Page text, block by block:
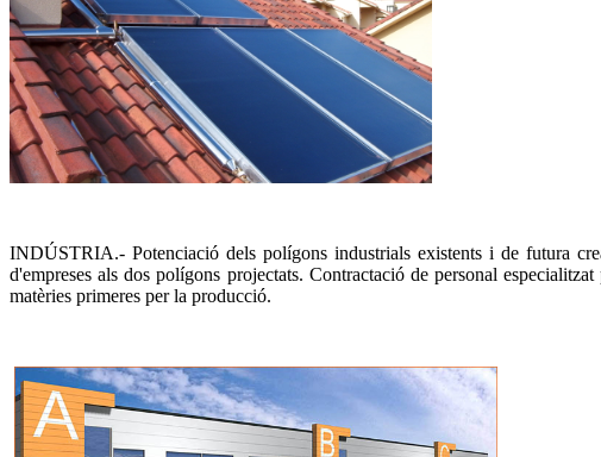
INDÚSTRIA.- Potenciació dels polígons industrials existents i de futura
d'empreses als dos polígons projectats. Contractació de personal
matèries primeres per la producció.